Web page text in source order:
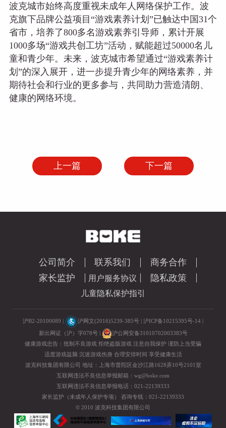
波克城市始终高度重视未成年人网络保护工作。波
克旗下品牌公益项目“游戏素养计划”已触达中国31个
省市，培养了800多名游戏素养引导师，累计开展
1000多场“游戏共创工坊”活动，赋能超过50000名儿
童和青少年。未来，波克城市希望通过“游戏素养计
划”的深入展开，进一步提升青少年的网络素养，并
期待社会和行业的更多参与，共同助力营造清朗、
健康的网络环境。
上一篇 下一篇
公司简介 联系我们
商务合作
家长监护
用户服务协议 隐私政策
儿童隐私保护指引
沪B2-20100089 | 沪网文(2016)5239-385号 | 沪ICP备10215395号-14 |
新出网证（沪）字078号 |
沪公网安备31010702003383号
健康游戏忠告：抵制不良游戏 拒绝盗版游戏 注意自我保护 谨防上当受骗
适度游戏益脑 沉迷游戏伤身 合理安排时间 享受健康生活
波克科技集团有限公司 地址：上海市普陀区金沙江路1628弄10号2101室
互联网违法不良信息举报邮箱： wg@boke.com
互联网违法不良信息举报电话：021-22139333
家长监护（未成年人保护专项）
咨询专线：021-22139333
© 2010 波克科技集团有限公司